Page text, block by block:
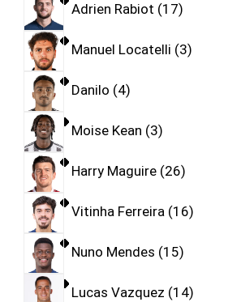
Adrien Rabiot 17
Manuel Locatelli 3
Danilo 4
Moise Kean 3
Harry Maguire 26
Vitinha Ferreira 16
Nuno Mendes 15
Lucas Vazquez 14